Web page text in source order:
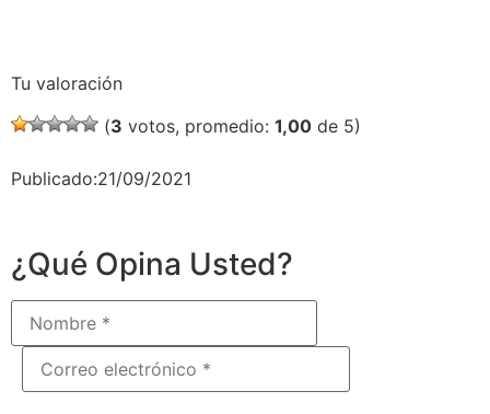
Tu valoración
(3 votos, promedio: 1,00 de 5)
Publicado:21/09/2021
¿Qué Opina Usted?